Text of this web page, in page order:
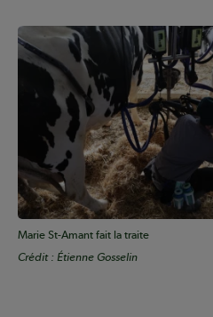
Marie St-Amant fait la traite
Crédit : Étienne Gosselin